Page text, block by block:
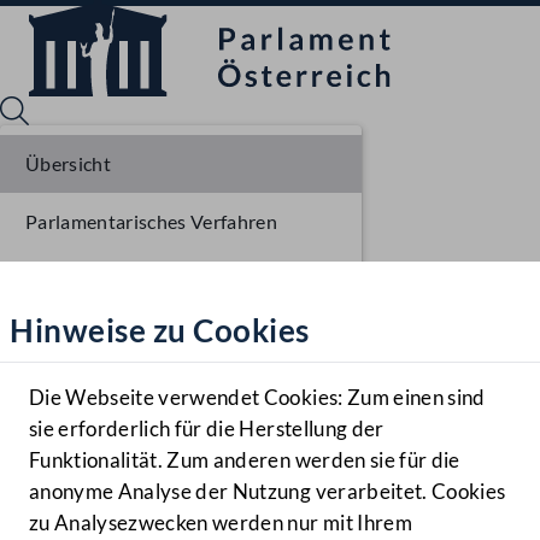
Hilfe
Benutzer
Navigationsmenü öffnen
MENÜ
Hinweise zu Cookies
Die Webseite verwendet Cookies: Zum einen sind
sie erforderlich für die Herstellung der
Funktionalität. Zum anderen werden sie für die
anonyme Analyse der Nutzung verarbeitet. Cookies
zu Analysezwecken werden nur mit Ihrem
Übersicht
Parlamentarisches Verfahren
Liste der Rednerinnen und Redner
Stenographisches Protokoll
Sitzungsdokumente